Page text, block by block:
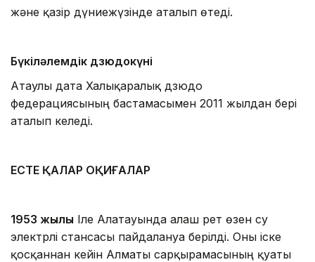
және қазір дүниежүзінде аталып өтеді.
Бүкіләлемдік дзюдокүні
Атаулы дата Халықаралық дзюдо
федерациясының бастамасымен 2011 жылдан бері
аталып келеді.
ЕСТЕ ҚАЛАР ОҚИҒАЛАР
1953 жылы Іле Алатауында алғаш рет өзен су
электрлі стансасы пайдалануға берілді. Оны іске
қосқаннан кейін Алматы сарқырамасының қуаты